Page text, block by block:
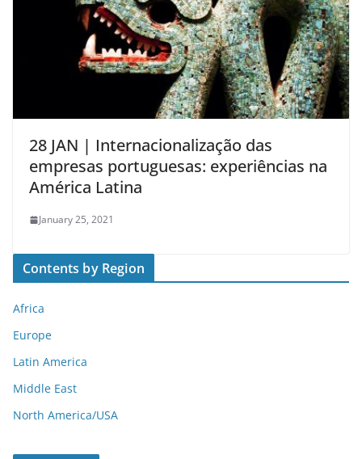
28 JAN | Internacionalização das
empresas portuguesas: experiências na
América Latina
January 25, 2021
Contents by Region
Africa
Europe
Latin America
Middle East
North America/USA